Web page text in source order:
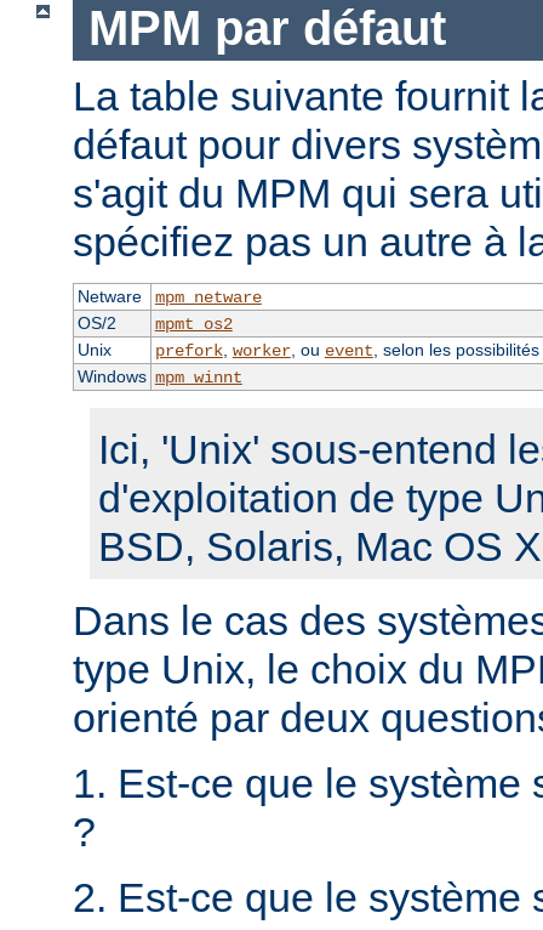
MPM par défaut
La table suivante fournit
défaut pour divers
s'agit du MPM qui sera
spécifiez pas un autre à
Netware
mpm_netware
OS/2
mpmt_os2
Unix
prefork, worker, ou event , selon les
Windows mpm_winnt
Ici, 'Unix' sous-entend
d'exploitation de type
BSD, Solaris, Mac OS
Dans le cas des
type Unix, le choix du
orienté par deux
1. Est-ce que le système
?
2. Est-ce que le système